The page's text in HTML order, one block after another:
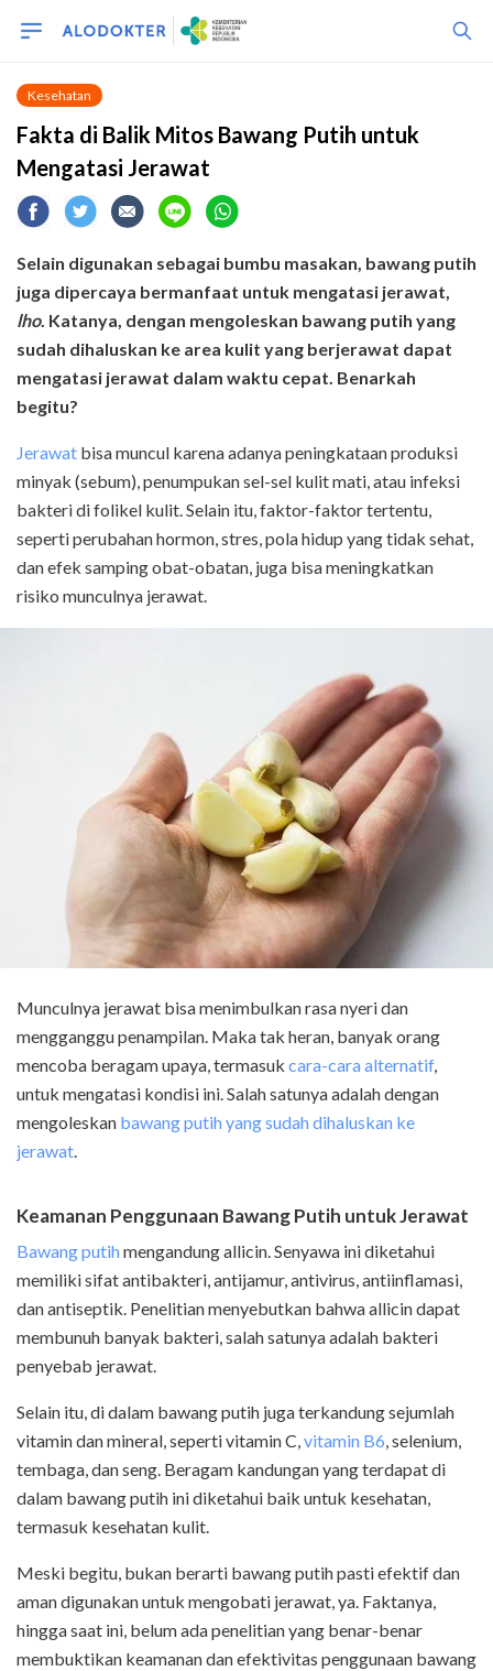
Kesehatan
Fakta di Balik Mitos Bawang Putih untuk
Mengatasi Jerawat
Selain digunakan sebagai bumbu masakan, bawang putih
juga dipercaya bermanfaat untuk mengatasi jerawat,
lho. Katanya, dengan mengoleskan bawang putih yang
sudah dihaluskan ke area kulit yang berjerawat dapat
mengatasi jerawat dalam waktu cepat. Benarkah
begitu?
Jerawat bisa muncul karena adanya peningkataan produksi
minyak (sebum), penumpukan sel-sel kulit mati, atau infeksi
bakteri di folikel kulit. Selain itu, faktor-faktor tertentu,
seperti perubahan hormon, stres, pola hidup yang tidak sehat,
dan efek samping obat-obatan, juga bisa meningkatkan
risiko munculnya jerawat.
Munculnya jerawat bisa menimbulkan rasa nyeri dan
mengganggu penampilan. Maka tak heran, banyak orang
mencoba beragam upaya, termasuk cara-cara alternatif,
untuk mengatasi kondisi ini. Salah satunya adalah dengan
mengoleskan bawang putih yang sudah dihaluskan ke
jerawat.
Keamanan Penggunaan Bawang Putih untuk Jerawat
Bawang putihmengandung allicin. Senyawa ini diketahui
memiliki sifat antibakteri, antijamur, antivirus, antiinflamasi,
dan antiseptik. Penelitian menyebutkan bahwa allicin dapat
membunuh banyak bakteri, salah satunya adalah bakteri
penyebab jerawat.
Selain itu, di dalam bawang putih juga terkandung sejumlah
vitamin dan mineral, seperti vitamin C,vitamin B6, selenium,
tembaga, dan seng. Beragam kandungan yang terdapat di
dalam bawang putih ini diketahui baik untuk kesehatan,
termasuk kesehatan kulit.
Meski begitu, bukan berarti bawang putih pasti efektif dan
aman digunakan untuk mengobati jerawat, ya. Faktanya,
hingga saat ini, belum ada penelitian yang benar-benar
membuktikan keamanan dan efektivitas penggunaan bawang